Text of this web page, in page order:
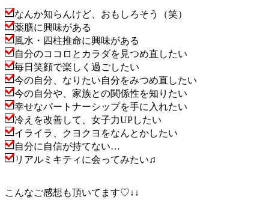
なんか知らんけど、おもしろそう（笑）
薬膳に興味がある
風水・四柱推命に興味がある
自分のココロとカラダを見つめ直したい
毎日笑顔で楽しく過ごしたい
今の自分、なりたい自分をみつめ直したい
今の自分や、家族との関係性を知りたい
幸せなパートナーシップを手に入れたい
冷えを改善して、女子力UPしたい
イライラ、クヨクヨをなんとかしたい
自分に自信が持てない…
リアルミキティに会ってみたい♫
こんなご感想も頂いてます♡↓↓